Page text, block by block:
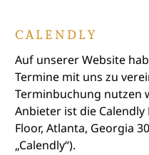
CALENDLY
Auf unserer Website
Termine mit uns zu
Terminbuchung nutzen
Anbieter ist die Calendly
Floor, Atlanta, Georgia
„Calendly“).